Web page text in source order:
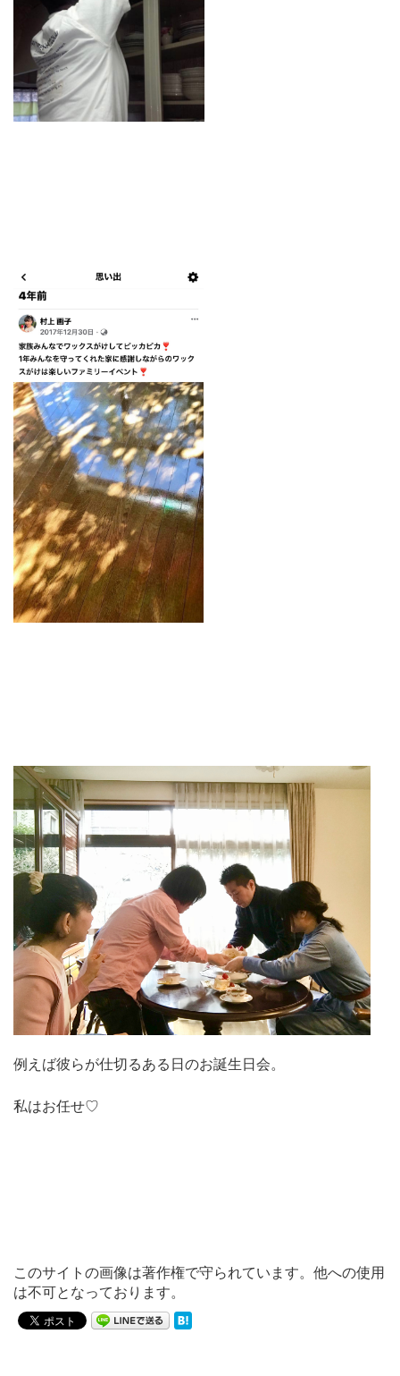
例えば彼らが仕切るある日のお誕生日会。
私はお任せ♡
このサイトの画像は著作権で守られています。他への使用
は不可となっております。